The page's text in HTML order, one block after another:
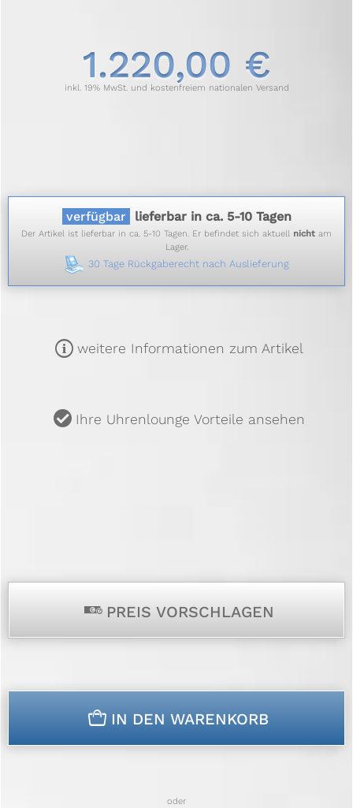
1.220,00 €
inkl. 19% MwSt. und kostenfreiem nationalen Versand
verfügbar lieferbar in ca. 5-10 Tagen
Der Artikel ist lieferbar in ca. 5-10 Tagen. Er befindet sich aktuell nicht am
Lager.
30 Tage Rückgaberecht nach Auslieferung
m weitere Informationen zum Artikel
u Ihre Uhrenlounge Vorteile ansehen
p PREIS VORSCHLAGEN
n IN DEN WARENKORB
oder